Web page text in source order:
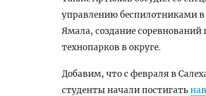
управлению беспилотниками в
Ямала, создание
технопарков в округе.
Добавим, что с февраля в
студенты начали постигать